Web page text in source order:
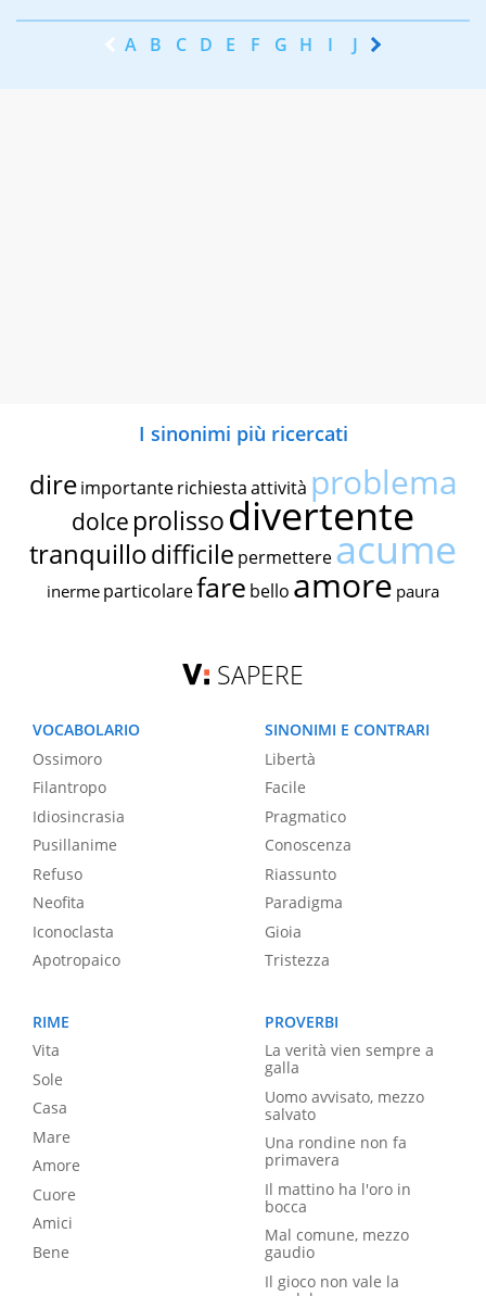
A B C D E F G H I J K
I sinonimi più ricercati
dire importante richiestaattività problema
dolce prolissodivertente
tranquillodifficile permettereacume
inerme particolarefare bello amore paura
SAPERE
VOCABOLARIO
Ossimoro
Filantropo
Idiosincrasia
Pusillanime
Refuso
Neofita
Iconoclasta
Apotropaico
SINONIMI E CONTRARI
Libertà
Facile
Pragmatico
Conoscenza
Riassunto
Paradigma
Gioia
Tristezza
RIME
Vita
Sole
Casa
Mare
Amore
Cuore
Amici
Bene
PROVERBI
La verità vien sempre a
galla
Uomo avvisato, mezzo
salvato
Una rondine non fa
primavera
Il mattino ha l'oro in
bocca
Mal comune, mezzo
gaudio
Il gioco non vale la